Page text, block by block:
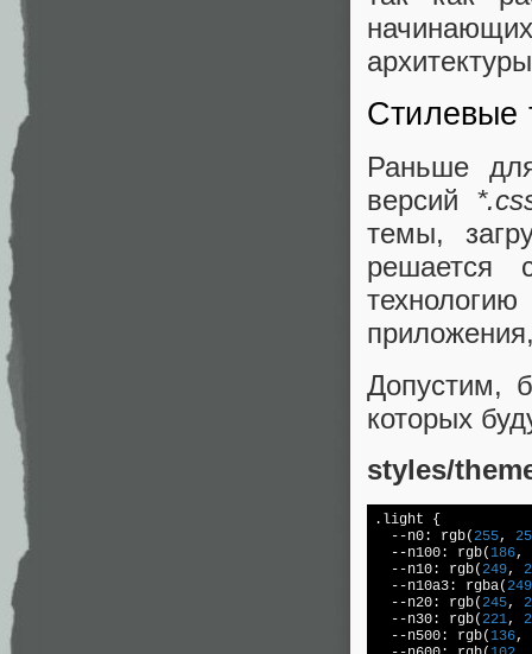
Стилевые
Раньше
версий
темы,
Допустим,
которых
styles/
. light {
  --n0: rgb(
255,
  --n100: rgb(
186,
  --n10: rgb(
249,
  --n10a3: rgba(
249
  --n20: rgb(
245,
  --n30: rgb(
221,
  --n500: rgb(
136,